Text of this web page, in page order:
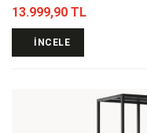
13.999,90 TL
İNCELE